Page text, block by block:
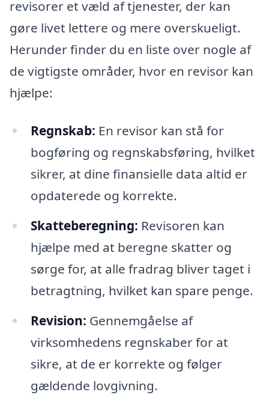
revisorer et væld af tjenester, der kan
gøre livet lettere og mere overskueligt.
Herunder finder du en liste over nogle af
de vigtigste områder, hvor en revisor kan
hjælpe:
Regnskab: En revisor kan stå for
bogføring og regnskabsføring, hvilket
sikrer, at dine finansielle data altid er
opdaterede og korrekte.
Skatteberegning: Revisoren kan
hjælpe med at beregne skatter og
sørge for, at alle fradrag bliver taget i
betragtning, hvilket kan spare penge.
Revision: Gennemgåelse af
virksomhedens regnskaber for at
sikre, at de er korrekte og følger
gældende lovgivning.